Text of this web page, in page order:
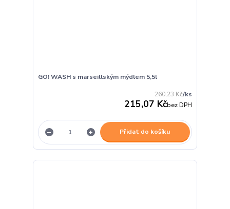
GO! WASH s marseillským mýdlem 5,5l
260,23 Kč/ks
215,07 Kčbez DPH
Přidat do košíku